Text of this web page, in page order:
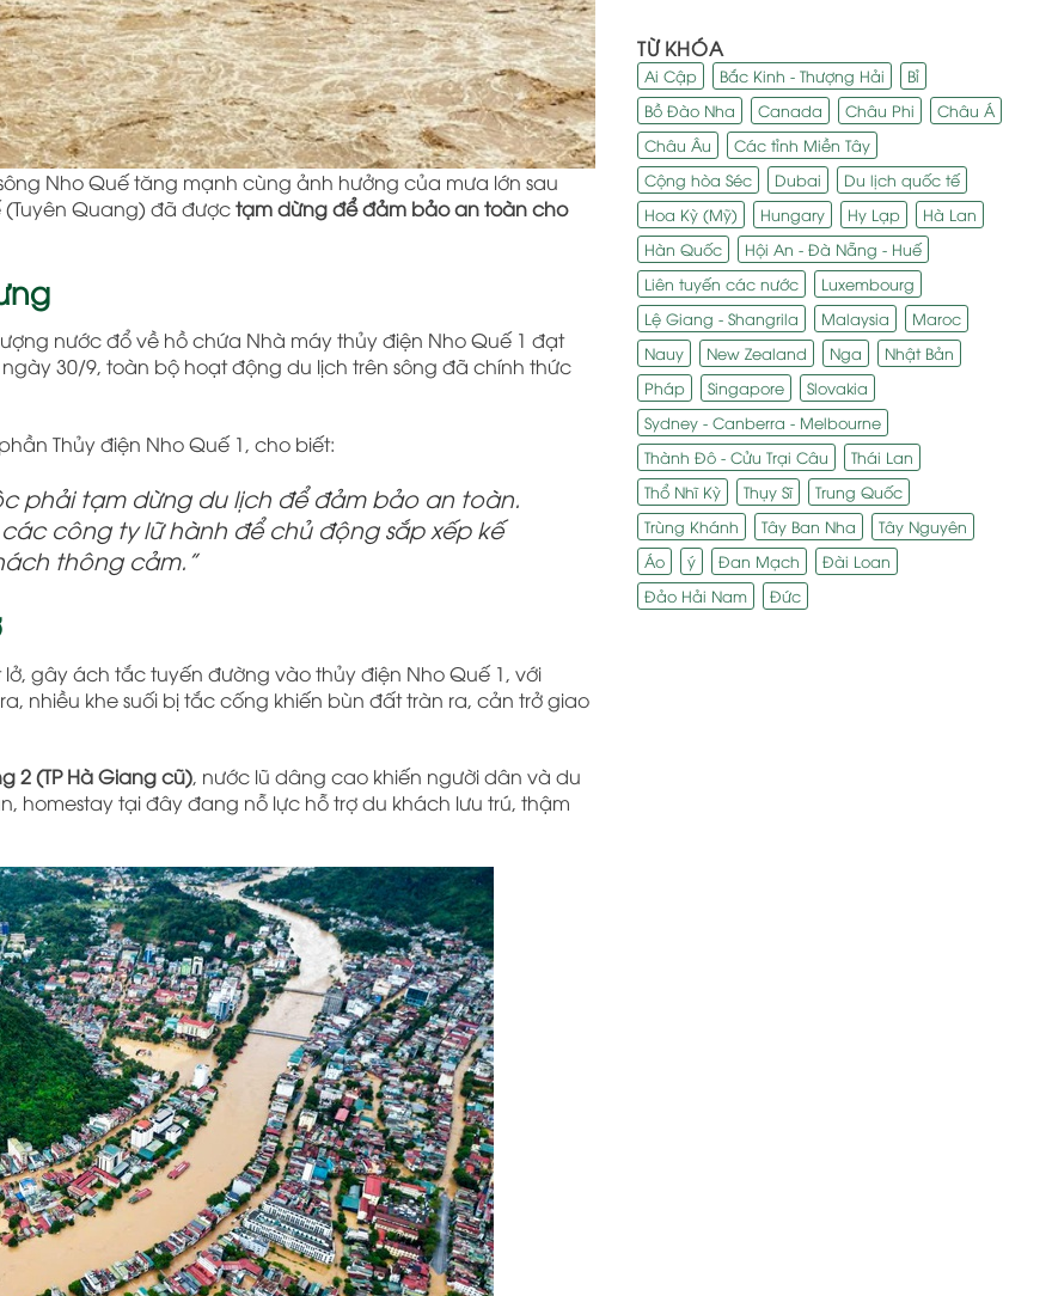
Nho Quế tăng mạnh cùng ảnh hưởng của mưa lớn sau
(Tuyên Quang) đã đượctạm dừng để đảm bảo an toàn cho
nước đổ về hồ chứa Nhà máy thủy điện Nho Quế 1 đạt
ngày 30/9, toàn bộ hoạt động du lịch trên sông đã chính thức
Thủy điện Nho Quế 1, cho biết:
phải tạm dừng du lịch để đảm bảo an toàn.
công ty lữ hành để chủ động sắp xếp kế
thông cảm.”
gây ách tắc tuyến đường vào thủy điện Nho Quế 1, với
nhiều khe suối bị tắc cống khiến bùn đất tràn ra, cản trở giao
2 (TP Hà Giang cũ), nước lũ dâng cao khiến người dân và du
homestay tại đây đang nỗ lực hỗ trợ du khách lưu trú, thậm
TỪ KHÓA
Ai Cập Bắc Kinh - Thượng Hải
Bỉ
Bồ Đào Nha
Canada Châu Phi
Châu Á
Châu Âu
Các tỉnh Miền Tây
Cộng hòa Séc
Dubai
Du lịch quốc tế
Hoa Kỳ (Mỹ)
Hungary Hy Lạp
Hà Lan
Hàn Quốc
Hội An - Đà Nẵng - Huế
Liên tuyến các nước
Luxembourg
Lệ Giang - Shangrila
Malaysia
Maroc
Nauy
New Zealand Nga
Nhật Bản
Pháp
Singapore
Slovakia
Sydney - Canberra - Melbourne
Thành Đô - Cửu Trại Câu
Thái Lan
Thổ Nhĩ Kỳ
Thụy Sĩ
Trung Quốc
Trùng Khánh
Tây Ban Nha
Tây Nguyên
Áo
ý Đan Mạch
Đài Loan
Đảo Hải Nam
Đức